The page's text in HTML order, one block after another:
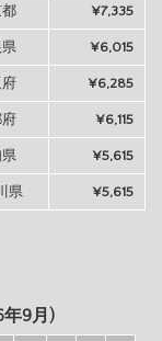
¥7,335
¥6,015
¥6,285
¥6,115
¥5,615
県 ¥5,615
年9月)